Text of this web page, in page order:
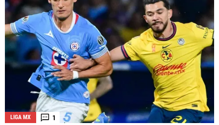
LIGA MX 1